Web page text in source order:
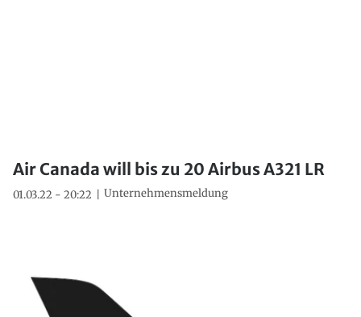
Air Canada will bis zu 20 Airbus A321 LR
01.03.22 - 20:22 Unternehmensmeldung